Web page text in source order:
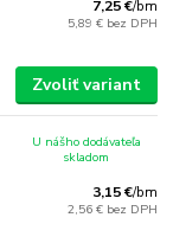
7,25 €/bm
5,89 € bez DPH
Zvoliť variant
3,15 €/bm
2,56 € bez DPH
U nášho dodávateľa
skladom